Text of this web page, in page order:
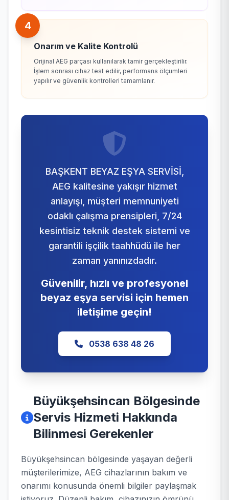
4
Onarım ve Kalite Kontrolü
Orijinal AEG parçası kullanılarak tamir gerçekleştirilir.
İşlem sonrası cihaz test edilir, performans ölçümleri
yapılır ve güvenlik kontrolleri tamamlanır.
BAŞKENT BEYAZ EŞYA SERVİSİ,
AEG kalitesine yakışır hizmet
anlayışı, müşteri memnuniyeti
odaklı çalışma prensipleri, 7/24
kesintisiz teknik destek sistemi ve
garantili işçilik taahhüdü ile her
zaman yanınızdadır.
Güvenilir, hızlı ve profesyonel
beyaz eşya servisi için hemen
iletişime geçin!
0538 638 48 26
Büyükşehsincan Bölgesinde
Servis Hizmeti Hakkında
Bilinmesi Gerekenler
Büyükşehsincan bölgesinde yaşayan değerli
müşterilerimize, AEG cihazlarının bakım ve
onarımı konusunda önemli bilgiler paylaşmak